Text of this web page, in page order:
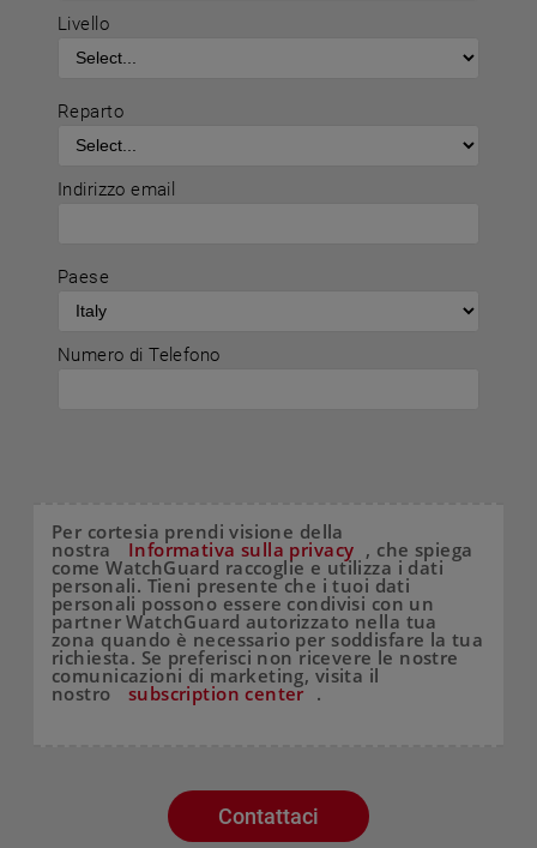
Livello
Reparto
Indirizzo email
Paese
Numero di Telefono
Per cortesia prendi visione della
nostra Informativa sulla privacy , che spiega
come WatchGuard raccoglie e utilizza i dati
personali. Tieni presente che i tuoi dati
personali possono essere condivisi con un
partner WatchGuard autorizzato nella tua
zona quando è necessario per soddisfare la tua
richiesta. Se preferisci non ricevere le nostre
comunicazioni di marketing, visita il
nostro subscription center .
Contattaci